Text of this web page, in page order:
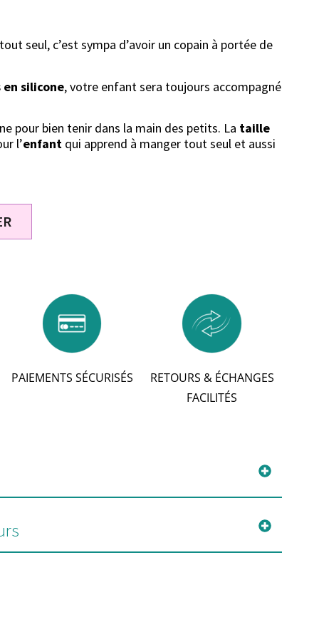
seul, c’est sympa d’avoir un copain à portée de
silicone, votre enfant sera toujours accompagné
pour bien tenir dans la main des petits. La taille
l’enfant qui apprend à manger tout seul et aussi
PAIEMENTS SÉCURISÉS
RETOURS & ÉCHANGES
FACILITÉS